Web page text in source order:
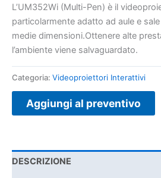
L’UM352Wi (Multi-Pen) è il
particolarmente adatto ad aule e
medie dimensioni.Ottenere alte
l’ambiente viene salvaguardato.
Categoria: Videoproiettori Interattivi
Aggiungi al preventivo
DESCRIZIONE